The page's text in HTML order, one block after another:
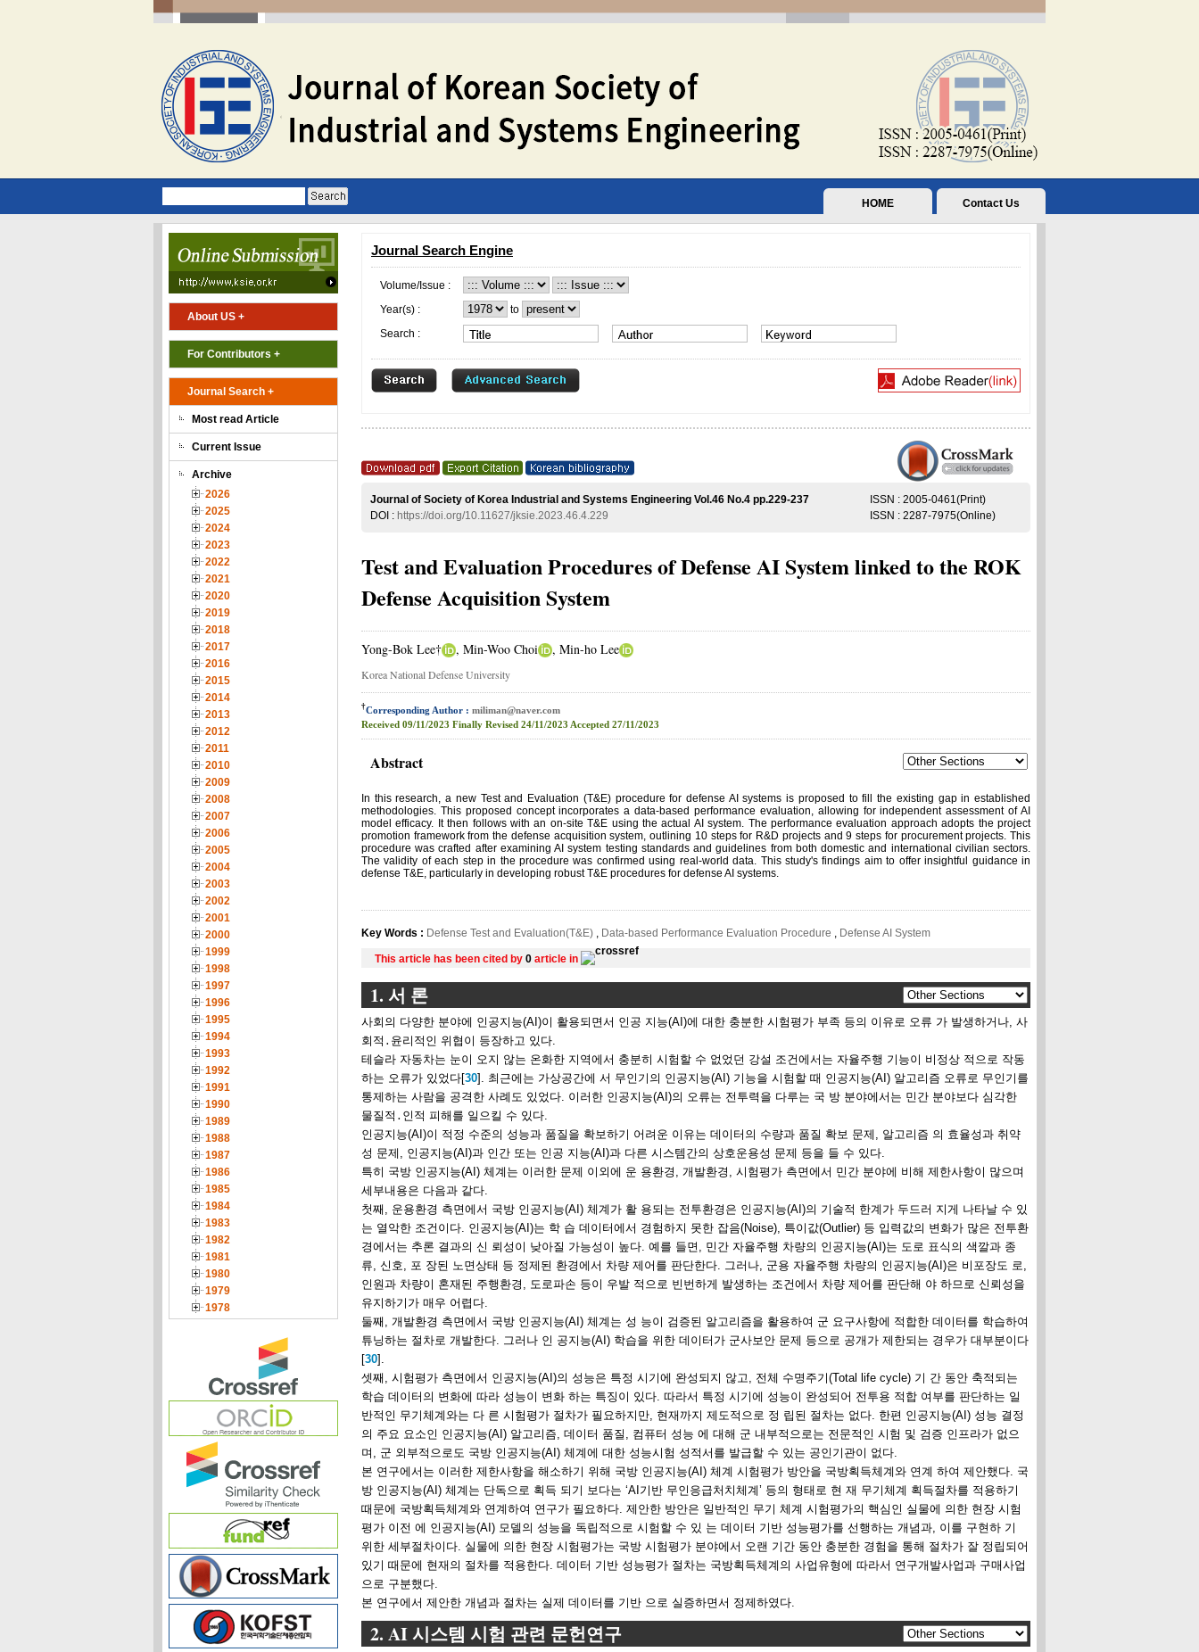
Contact Us
HOME
About US +
For Contributors +
Journal Search +
Most read Article
Current Issue
Archive
2026
2025
2024
2023
2022
2021
2020
2019
2018
2017
2016
2015
2014
2013
2012
2011
2010
2009
2008
2007
2006
2005
2004
2003
2002
2001
2000
1999
1998
1997
1996
1995
1994
1993
1992
1991
1990
1989
1988
1987
1986
1985
1984
1983
1982
1981
1980
1979
1978
Journal Search Engine
Volume/Issue :
Year(s) :
to
Search :
ISSN : 2005-0461(Print)
ISSN : 2287-7975(Online)
Journal of Society of Korea Industrial and Systems Engineering Vol.46 No.4 pp.229-237
DOI : https://doi.org/10.11627/jksie.2023.46.4.229
Test and Evaluation Procedures of Defense AI System linked to the ROK
Defense Acquisition System
Yong-Bok Lee† , Min-Woo Choi , Min-ho Lee
Korea National Defense University
†Corresponding Author : miliman@naver.com
Received 09/11/2023 Finally Revised 24/11/2023 Accepted 27/11/2023
Abstract
In this research, a new Test and Evaluation (T&E) procedure for defense AI systems is proposed to fill the existing gap in established
methodologies. This proposed concept incorporates a data-based performance evaluation, allowing for independent assessment of AI
model efficacy. It then follows with an on-site T&E using the actual AI system. The performance evaluation approach adopts the project
promotion framework from the defense acquisition system, outlining 10 steps for R&D projects and 9 steps for procurement projects. This
procedure was crafted after examining AI system testing standards and guidelines from both domestic and international civilian sectors.
The validity of each step in the procedure was confirmed using real-world data. This study's findings aim to offer insightful guidance in
defense T&E, particularly in developing robust T&E procedures for defense AI systems.
Key Words : Defense Test and Evaluation(T&E) Data-based Performance Evaluation Procedure Defense AI System
This article has been cited by 0 article in
1. 서 론
사회의 다양한 분야에 인공지능(AI)이 활용되면서 인공 지능(AI)에 대한 충분한 시험평가 부족 등의 이유로 오류 가 발생하거나, 사
회적․윤리적인 위협이 등장하고 있다.
테슬라 자동차는 눈이 오지 않는 온화한 지역에서 충분히 시험할 수 없었던 강설 조건에서는 자율주행 기능이 비정상 적으로 작동
하는 오류가 있었다[30]. 최근에는 가상공간에 서 무인기의 인공지능(AI) 기능을 시험할 때 인공지능(AI) 알고리즘 오류로 무인기를
통제하는 사람을 공격한 사례도 있었다. 이러한 인공지능(AI)의 오류는 전투력을 다루는 국 방 분야에서는 민간 분야보다 심각한
물질적․인적 피해를 일으킬 수 있다.
인공지능(AI)이 적정 수준의 성능과 품질을 확보하기 어려운 이유는 데이터의 수량과 품질 확보 문제, 알고리즘 의 효율성과 취약
성 문제, 인공지능(AI)과 인간 또는 인공 지능(AI)과 다른 시스템간의 상호운용성 문제 등을 들 수 있다.
특히 국방 인공지능(AI) 체계는 이러한 문제 이외에 운 용환경, 개발환경, 시험평가 측면에서 민간 분야에 비해 제한사항이 많으며
세부내용은 다음과 같다.
첫째, 운용환경 측면에서 국방 인공지능(AI) 체계가 활 용되는 전투환경은 인공지능(AI)의 기술적 한계가 두드러 지게 나타날 수 있
는 열악한 조건이다. 인공지능(AI)는 학 습 데이터에서 경험하지 못한 잡음(Noise), 특이값(Outlier) 등 입력값의 변화가 많은 전투환
경에서는 추론 결과의 신 뢰성이 낮아질 가능성이 높다. 예를 들면, 민간 자율주행 차량의 인공지능(AI)는 도로 표식의 색깔과 종
류, 신호, 포 장된 노면상태 등 정제된 환경에서 차량 제어를 판단한다. 그러나, 군용 자율주행 차량의 인공지능(AI)은 비포장도 로,
인원과 차량이 혼재된 주행환경, 도로파손 등이 우발 적으로 빈번하게 발생하는 조건에서 차량 제어를 판단해 야 하므로 신뢰성을
유지하기가 매우 어렵다.
둘째, 개발환경 측면에서 국방 인공지능(AI) 체계는 성 능이 검증된 알고리즘을 활용하여 군 요구사항에 적합한 데이터를 학습하여
튜닝하는 절차로 개발한다. 그러나 인 공지능(AI) 학습을 위한 데이터가 군사보안 문제 등으로 공개가 제한되는 경우가 대부분이다
[30].
셋째, 시험평가 측면에서 인공지능(AI)의 성능은 특정 시기에 완성되지 않고, 전체 수명주기(Total life cycle) 기 간 동안 축적되는
학습 데이터의 변화에 따라 성능이 변화 하는 특징이 있다. 따라서 특정 시기에 성능이 완성되어 전투용 적합 여부를 판단하는 일
반적인 무기체계와는 다 른 시험평가 절차가 필요하지만, 현재까지 제도적으로 정 립된 절차는 없다. 한편 인공지능(AI) 성능 결정
의 주요 요소인 인공지능(AI) 알고리즘, 데이터 품질, 컴퓨터 성능 에 대해 군 내부적으로는 전문적인 시험 및 검증 인프라가 없으
며, 군 외부적으로도 국방 인공지능(AI) 체계에 대한 성능시험 성적서를 발급할 수 있는 공인기관이 없다.
본 연구에서는 이러한 제한사항을 해소하기 위해 국방 인공지능(AI) 체계 시험평가 방안을 국방획득체계와 연계 하여 제안했다. 국
방 인공지능(AI) 체계는 단독으로 획득 되기 보다는 ‘AI기반 무인응급처치체계’ 등의 형태로 현 재 무기체계 획득절차를 적용하기
때문에 국방획득체계와 연계하여 연구가 필요하다. 제안한 방안은 일반적인 무기 체계 시험평가의 핵심인 실물에 의한 현장 시험
평가 이전 에 인공지능(AI) 모델의 성능을 독립적으로 시험할 수 있 는 데이터 기반 성능평가를 선행하는 개념과, 이를 구현하 기
위한 세부절차이다. 실물에 의한 현장 시험평가는 국방 시험평가 분야에서 오랜 기간 동안 충분한 경험을 통해 절차가 잘 정립되어
있기 때문에 현재의 절차를 적용한다. 데이터 기반 성능평가 절차는 국방획득체계의 사업유형에 따라서 연구개발사업과 구매사업
으로 구분했다.
본 연구에서 제안한 개념과 절차는 실제 데이터를 기반 으로 실증하면서 정제하였다.
2. AI 시스템 시험 관련 문헌연구